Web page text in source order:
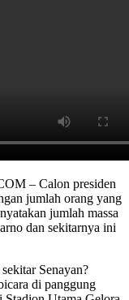
– Calon presiden
jumlah orang yang
jumlah massa
dan sekitarnya ini
Senayan?
di panggung